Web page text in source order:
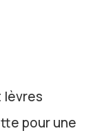
lèvres
pour une